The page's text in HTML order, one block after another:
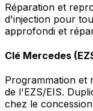
Réparation et
d'injection pour
approfondi et
Clé Mercedes
Programmation et
de l'EZS/EIS.
chez le